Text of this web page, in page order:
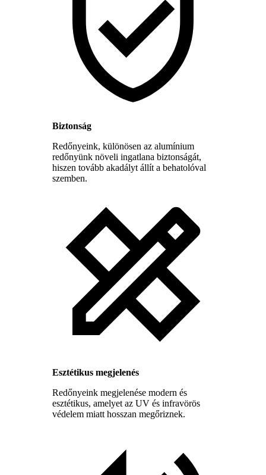
Biztonság
Redőnyeink, különösen az alumínium
redőnyünk növeli ingatlana biztonságát,
hiszen tovább akadályt állít a behatolóval
szemben.
Esztétikus megjelenés
Redőnyeink megjelenése modern és
esztétikus, amelyet az UV és infravörös
védelem miatt hosszan megőriznek.